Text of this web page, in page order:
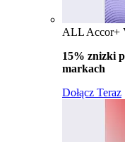
ALL Accor+
15% znizki
markach
Dołącz Teraz